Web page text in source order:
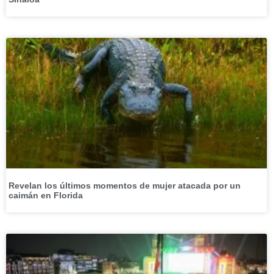
Revelan los últimos momentos de mujer atacada por un
caimán en Florida